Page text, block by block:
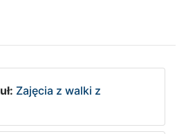
Zajęcia z walki z